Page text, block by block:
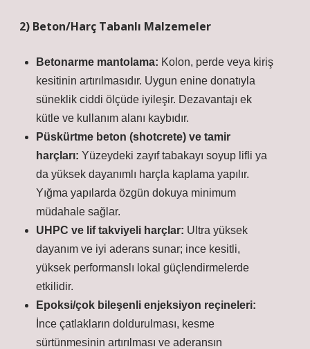
2) Beton/Harç Tabanlı Malzemeler
Betonarme mantolama: Kolon, perde veya kiriş
kesitinin artırılmasıdır. Uygun enine donatıyla
süneklik ciddi ölçüde iyileşir. Dezavantajı ek
kütle ve kullanım alanı kaybıdır.
Püskürtme beton (shotcrete) ve tamir
harçları: Yüzeydeki zayıf tabakayı soyup lifli ya
da yüksek dayanımlı harçla kaplama yapılır.
Yığma yapılarda özgün dokuya minimum
müdahale sağlar.
UHPC ve lif takviyeli harçlar: Ultra yüksek
dayanım ve iyi aderans sunar; ince kesitli,
yüksek performanslı lokal güçlendirmelerde
etkilidir.
Epoksi/çok bileşenli enjeksiyon reçineleri:
İnce çatlakların doldurulması, kesme
sürtünmesinin artırılması ve aderansın